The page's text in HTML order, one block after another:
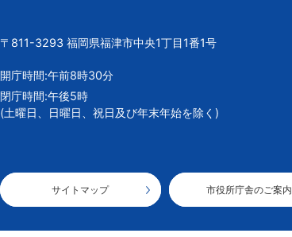
市
章
〒811-3293 福岡県福津市中央1丁目1番1号
開庁時間:午前8時30分
閉庁時間:午後5時
(土曜日、日曜日、祝日及び年末年始を除く)
サイトマップ 市役所庁舎のご案内